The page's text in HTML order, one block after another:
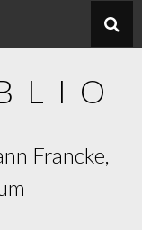
Francke,